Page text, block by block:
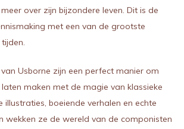
over zijn bijzondere leven. Dit is de
met een van de grootste
van Usborne zijn een perfect manier om
maken met de magie van klassieke
illustraties, boeiende verhalen en echte
wekken ze de wereld van de componisten